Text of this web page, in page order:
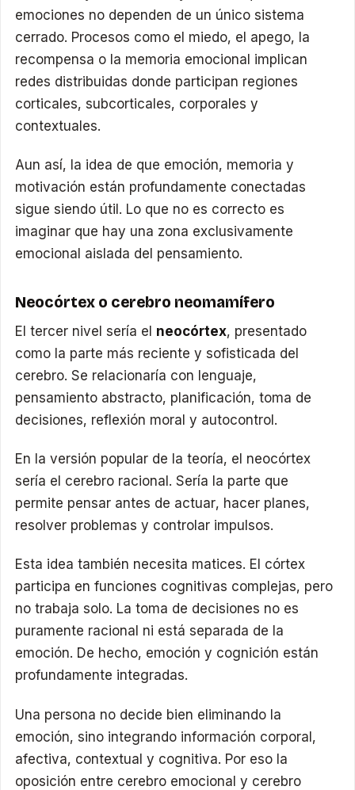
emociones no dependen de un único sistema
cerrado. Procesos como el miedo, el apego, la
recompensa o la memoria emocional implican
redes distribuidas donde participan regiones
corticales, subcorticales, corporales y
contextuales.
Aun así, la idea de que emoción, memoria y
motivación están profundamente conectadas
sigue siendo útil. Lo que no es correcto es
imaginar que hay una zona exclusivamente
emocional aislada del pensamiento.
Neocórtex o cerebro neomamífero
El tercer nivel sería el neocórtex, presentado
como la parte más reciente y sofisticada del
cerebro. Se relacionaría con lenguaje,
pensamiento abstracto, planificación, toma de
decisiones, reflexión moral y autocontrol.
En la versión popular de la teoría, el neocórtex
sería el cerebro racional. Sería la parte que
permite pensar antes de actuar, hacer planes,
resolver problemas y controlar impulsos.
Esta idea también necesita matices. El córtex
participa en funciones cognitivas complejas, pero
no trabaja solo. La toma de decisiones no es
puramente racional ni está separada de la
emoción. De hecho, emoción y cognición están
profundamente integradas.
Una persona no decide bien eliminando la
emoción, sino integrando información corporal,
afectiva, contextual y cognitiva. Por eso la
oposición entre cerebro emocional y cerebro